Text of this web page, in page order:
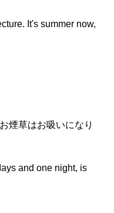
It's summer now,
煙草はお吸いになり
and one night, is